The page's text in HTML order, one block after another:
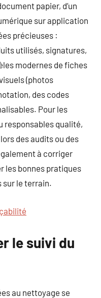
papier, d’un
sur application
précieuses :
utilisés, signatures,
modernes de fiches
(photos
des codes
Pour les
responsables qualité,
des audits ou des
à corriger
les bonnes pratiques
sur le terrain.
le suivi du
au nettoyage se